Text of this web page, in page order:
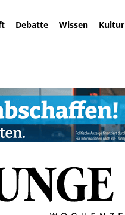
Debatte Wissen Kultur